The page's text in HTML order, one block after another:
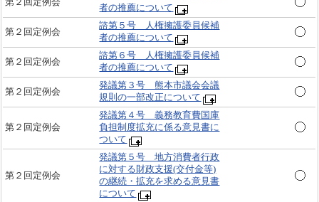
者の推薦について
第２回定例会
諮第５号 人権擁護委員候補
者の推薦について
第２回定例会
諮第６号 人権擁護委員候補
者の推薦について
第２回定例会
発議第３号 熊本市議会会議
規則の一部改正について
第２回定例会
発議第４号 義務教育費国庫
負担制度拡充に係る意見書に
ついて
第２回定例会
発議第５号 地方消費者行政
に対する財政支援(交付金等)
の継続・拡充を求める意見書
について